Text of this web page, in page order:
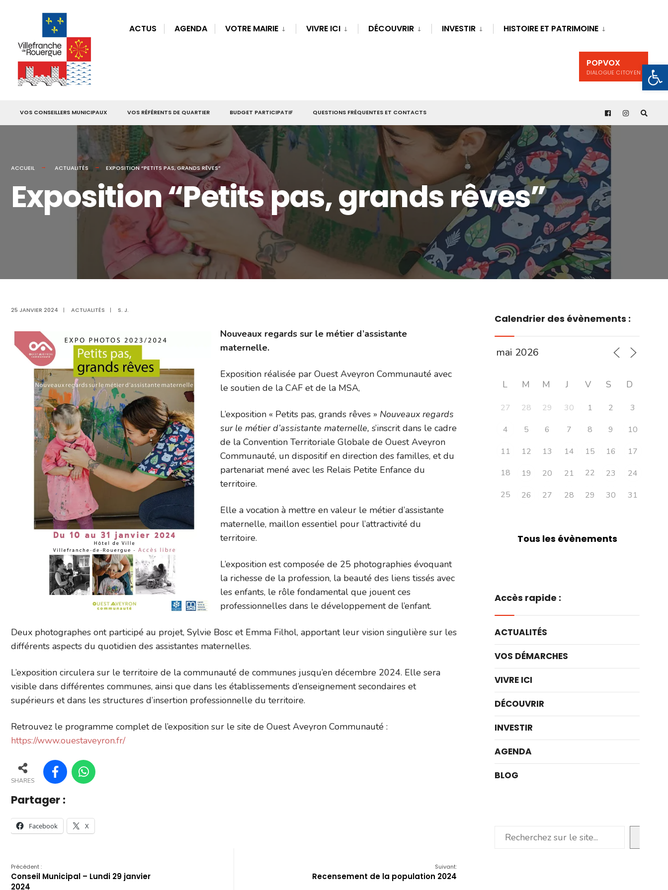
ACTUS AGENDA VOTRE MAIRIE VIVRE ICI DÉCOUVRIR INVESTIR HISTOIRE ET PATRIMOINE
POPVOX
DIALOGUE CITOYEN
VOS CONSEILLERS MUNICIPAUX VOS RÉFÉRENTS DE QUARTIER BUDGET PARTICIPATIF QUESTIONS FRÉQUENTES ET CONTACTS
ACCUEIL ACTUALITÉS EXPOSITION “PETITS PAS, GRANDS RÊVES”
Exposition “Petits pas, grands rêves”
25 JANVIER 2024 | ACTUALITÉS | S. J.
Nouveaux regards sur le métier d’assistante
maternelle.
Exposition réalisée par Ouest Aveyron Communauté avec
le soutien de la CAF et de la MSA,
L’exposition « Petits pas, grands rêves » Nouveaux regards
sur le métier d’assistante maternelle, s’inscrit dans le cadre
de la Convention Territoriale Globale de Ouest Aveyron
Communauté, un dispositif en direction des familles, et du
partenariat mené avec les Relais Petite Enfance du
territoire.
Elle a vocation à mettre en valeur le métier d’assistante
maternelle, maillon essentiel pour l’attractivité du
territoire.
L’exposition est composée de 25 photographies évoquant
la richesse de la profession, la beauté des liens tissés avec
les enfants, le rôle fondamental que jouent ces
professionnelles dans le développement de l’enfant.
Deux photographes ont participé au projet, Sylvie Bosc et Emma Filhol, apportant leur vision singulière sur les
différents aspects du quotidien des assistantes maternelles.
L’exposition circulera sur le territoire de la communauté de communes jusqu’en décembre 2024. Elle sera
visible dans différentes communes, ainsi que dans les établissements d’enseignement secondaires et
supérieurs et dans les structures d’insertion professionnelle du territoire.
Retrouvez le programme complet de l’exposition sur le site de Ouest Aveyron Communauté :
https://www.ouestaveyron.fr/
SHARES
Partager :
Facebook X
Précédent :
Conseil Municipal – Lundi 29 janvier
2024
Suivant:
Recensement de la population 2024
Calendrier des évènements :
L M M J V S D
27 28 29 30 1 2
3
4
5 6 7 8 9
10
11
12 13 14 15 16
17
18
19 20 21 22 23
24
25
26 27 28 29 30 31
Tous les évènements
Accès rapide :
ACTUALITÉS
VOS DÉMARCHES
VIVRE ICI
DÉCOUVRIR
INVESTIR
AGENDA
BLOG
Rechercher